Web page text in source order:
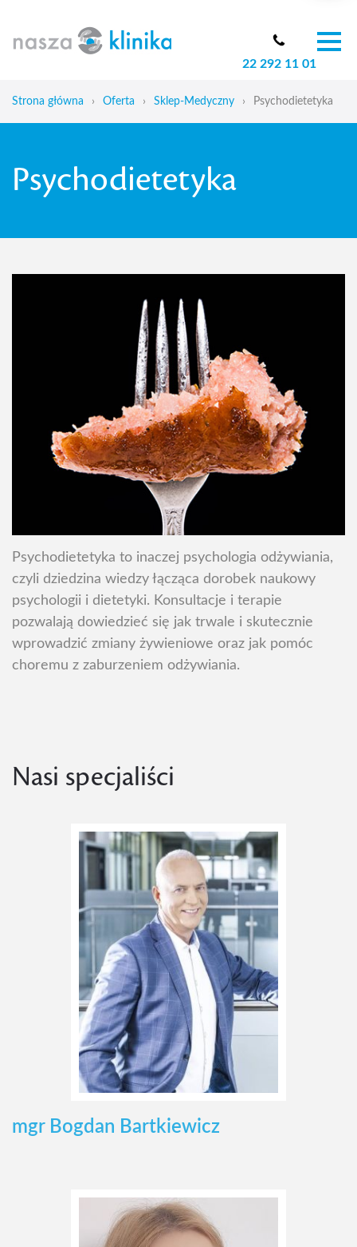
Zespół
Aktualności
Skoliozy u dzieci
22 292 11 01
Strona główna › Oferta › Sklep-Medyczny › Psychodietetyka
Psychodietetyka
Psychodietetyka to inaczej psychologia odżywiania,
czyli dziedzina wiedzy łącząca dorobek naukowy
psychologii i dietetyki. Konsultacje i terapie
pozwalają dowiedzieć się jak trwale i skutecznie
wprowadzić zmiany żywieniowe oraz jak pomóc
choremu z zaburzeniem odżywiania.
Nasi specjaliści
mgr Bogdan Bartkiewicz